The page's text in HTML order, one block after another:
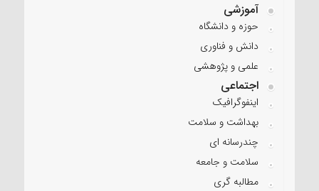
آموزشی
حوزه و دانشگاه
دانش و فناوری
علمی و پژوهشی
اجتماعی
اینفوگرافیک
بهداشت و سلامت
چندرسانه ای
سلامت و جامعه
مطالبه گری